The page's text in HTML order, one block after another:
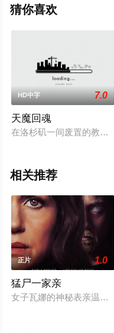
清未删减完整版电影大
猜你喜欢
HD中字 7.0
天魔回魂
在洛杉矶一间废置的教堂
相关推荐
正片 1.0
猛尸一家亲
女子瓦娜的神秘表亲温思